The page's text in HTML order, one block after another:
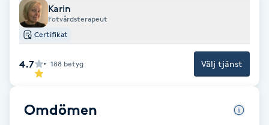
Bottenfärg
Brynformning
Brynfärgning
Brynplockning
Karin
Fotvårdsterapeut
Certifikat
4.7 188 betyg Välj tjänst
Omdömen